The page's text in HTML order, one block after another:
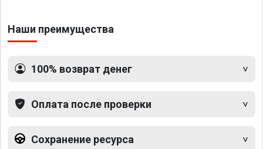
Наши преимущества
100% возврат денег
Оплата после проверки
Сохранение ресурса